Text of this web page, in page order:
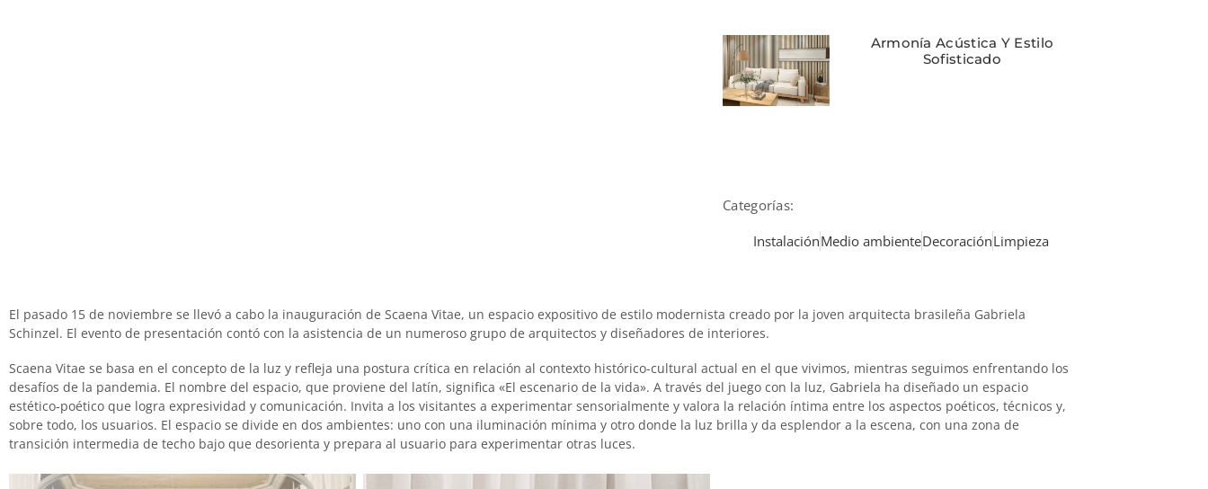
Armonía Acústica Y Estilo
Sofisticado
Categorías:
InstalaciónMedio ambienteDecoraciónLimpieza
El pasado 15 de noviembre se llevó a cabo la inauguración de Scaena Vitae, un espacio expositivo de estilo modernista creado por la joven arquitecta brasileña Gabriela
Schinzel. El evento de presentación contó con la asistencia de un numeroso grupo de arquitectos y diseñadores de interiores.
Scaena Vitae se basa en el concepto de la luz y refleja una postura crítica en relación al contexto histórico-cultural actual en el que vivimos, mientras seguimos enfrentando los
desafíos de la pandemia. El nombre del espacio, que proviene del latín, significa «El escenario de la vida». A través del juego con la luz, Gabriela ha diseñado un espacio
estético-poético que logra expresividad y comunicación. Invita a los visitantes a experimentar sensorialmente y valora la relación íntima entre los aspectos poéticos, técnicos y,
sobre todo, los usuarios. El espacio se divide en dos ambientes: uno con una iluminación mínima y otro donde la luz brilla y da esplendor a la escena, con una zona de
transición intermedia de techo bajo que desorienta y prepara al usuario para experimentar otras luces.